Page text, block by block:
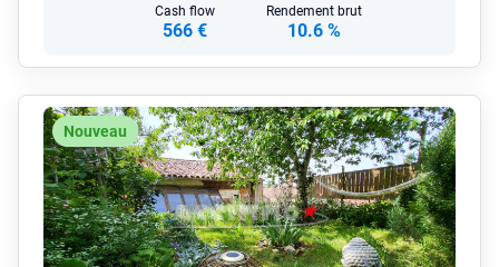
Cash flow
566 €
Rendement brut
10.6 %
Nouveau